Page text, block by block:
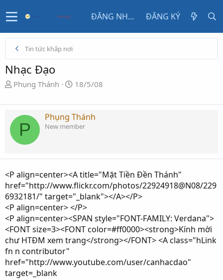
ĐĂNG NHẬP ĐĂNG KÝ
Tin tức khắp nơi
Nhạc Đạo
N
ư
ờ
ở
t
ạ
o
Phụng Thánh
N
à
y
g
18/5/08
P
Phụng Thánh
New member
<P align=center><A title="Mặt Tiền Đền Thánh"
href="http://www.flickr.com/photos/22924918@N08/229
6932181/" target="_blank"></A></P>
<P align=center> </P>
<P align=center><SPAN style="FONT-FAMILY: Verdana">
<FONT size=3><FONT color=#ff0000><strong>Kính mời
chư HTĐM xem trang</strong></FONT> <A class="hLink
fn n contributor"
href="http://www.youtube.com/user/canhacdao"
target=_blank